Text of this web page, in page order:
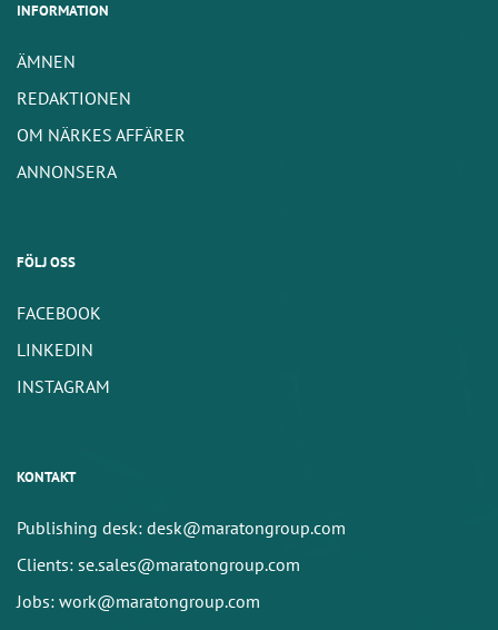
INFORMATION
ÄMNEN
REDAKTIONEN
OM NÄRKES AFFÄRER
ANNONSERA
FÖLJ OSS
FACEBOOK
LINKEDIN
INSTAGRAM
KONTAKT
Publishing desk: desk@maratongroup.com
Clients: se.sales@maratongroup.com
Jobs: work@maratongroup.com